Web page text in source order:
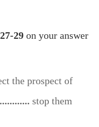
27-29 on your answer
the prospect of
stop them